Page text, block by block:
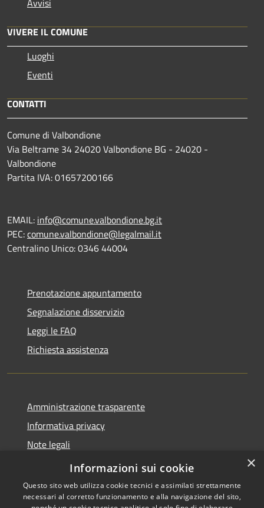
VIVERE IL COMUNE
Luoghi
Eventi
CONTATTI
Comune di Valbondione
Via Beltrame 34 24020 Valbondione BG - 24020 -
Valbondione
Partita IVA: 01657200166
EMAIL: info@comune.valbondione.bg.it
PEC:comune.valbondione@legalmail.it
Centralino Unico: 0346 44004
Prenotazione appuntamento
Segnalazione disservizio
Leggi le FAQ
Richiesta assistenza
Amministrazione trasparente
Informativa privacy
Note legali
Dichiarazione di accessibilità
×
Informazioni sui cookie
Questo sito web utilizza cookie tecnici e assimilati strettamente
necessari al corretto funzionamento e alla navigazione del sito,